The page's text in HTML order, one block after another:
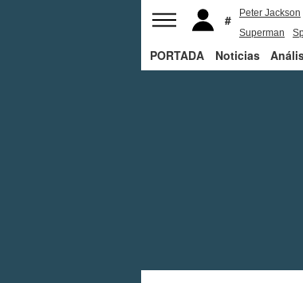
Peter Jackson
Superman
PORTADA Noticias